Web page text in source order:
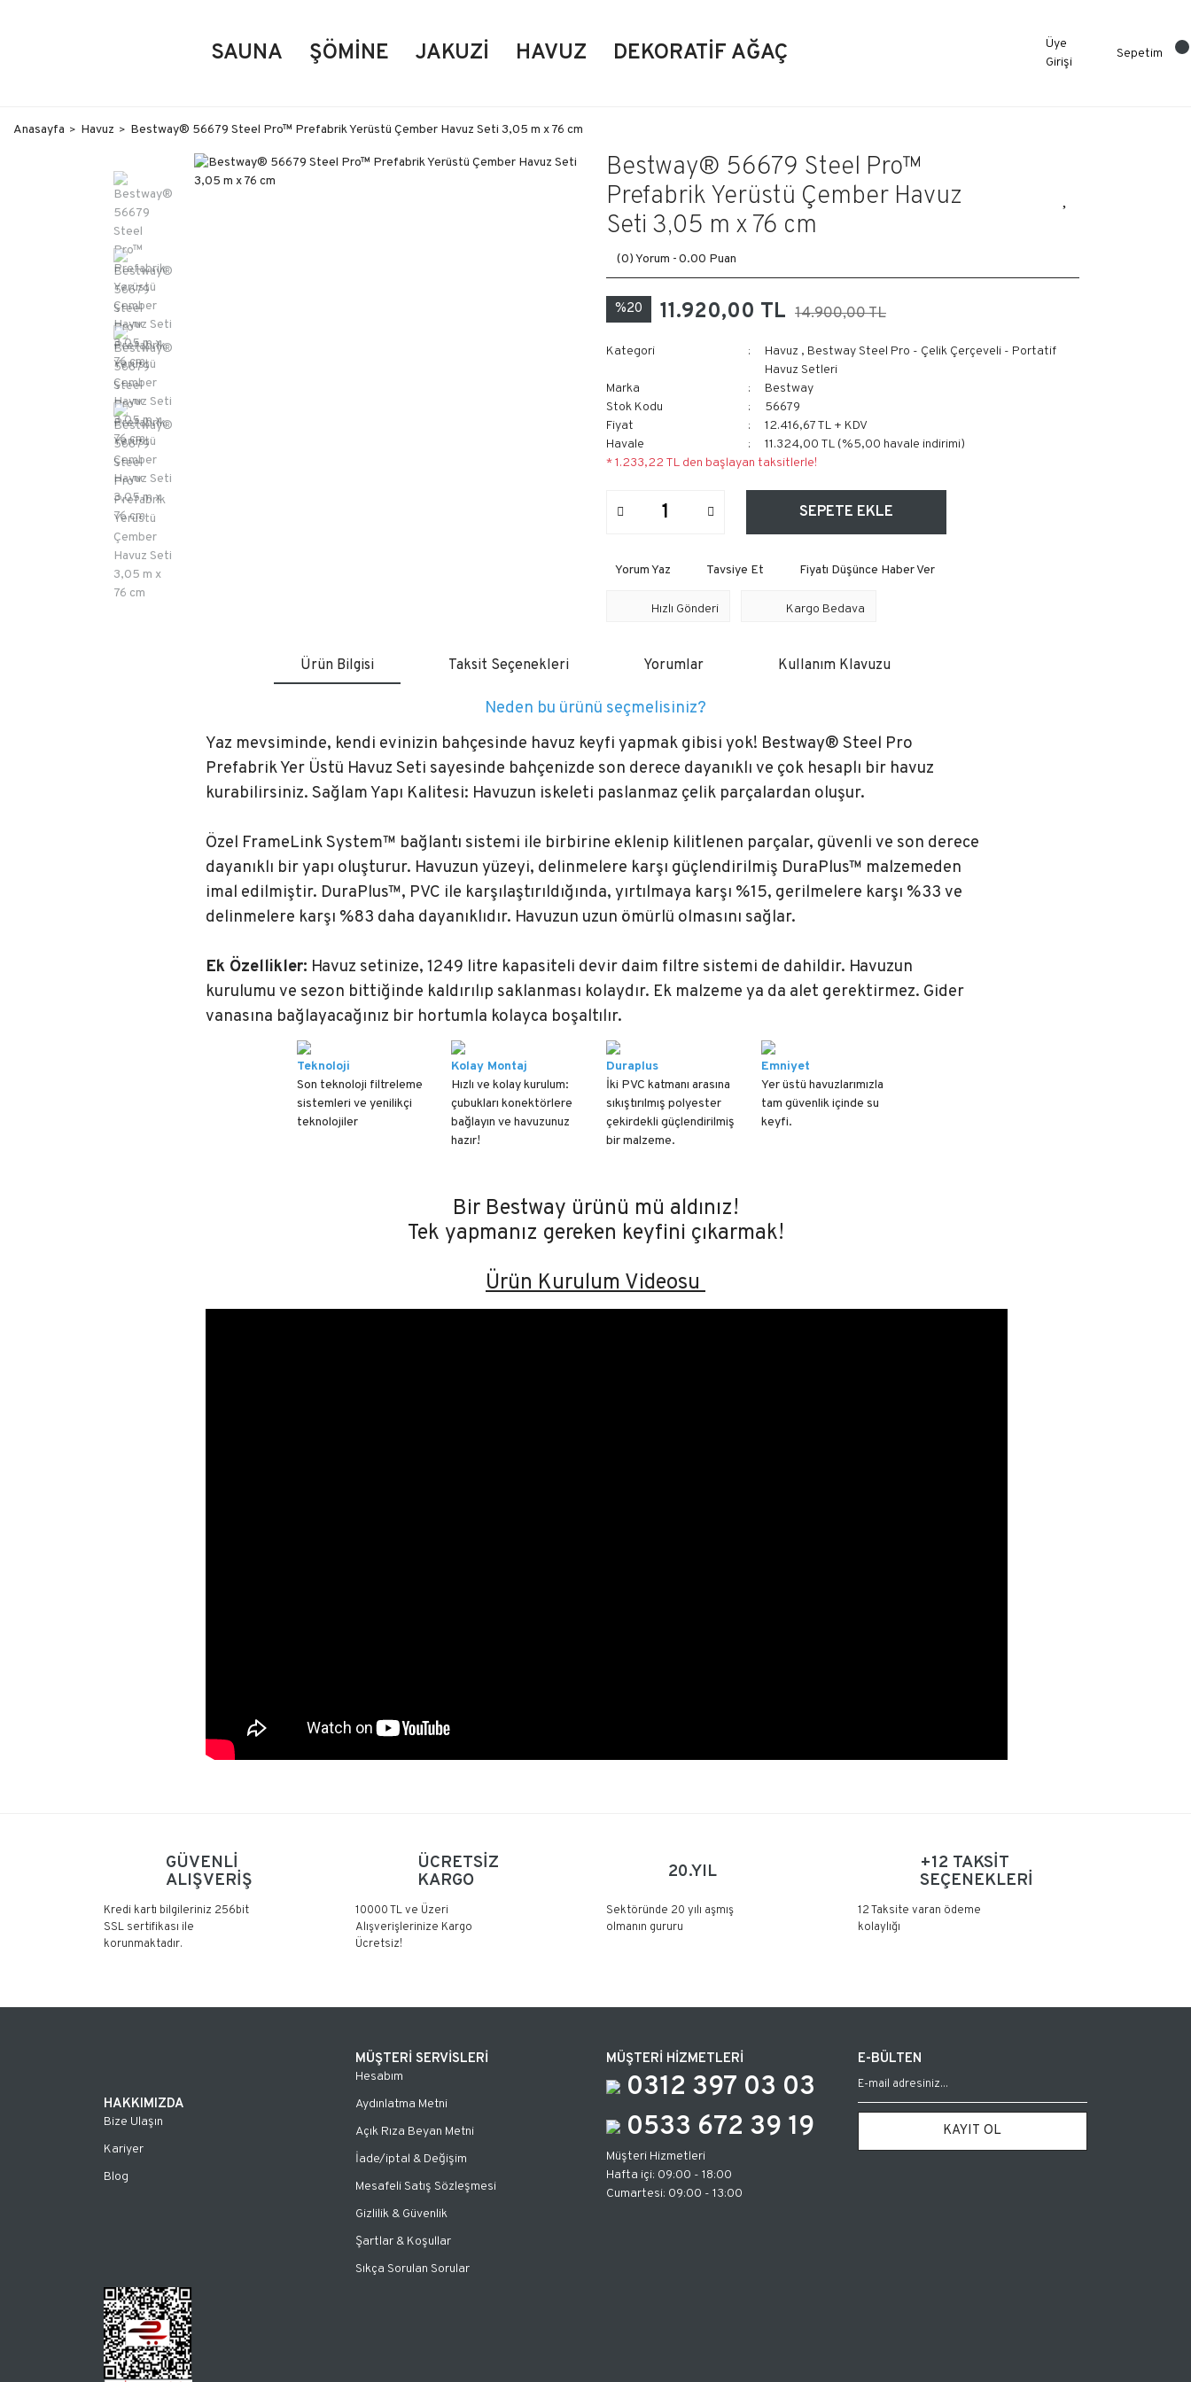
SAUNA ŞÖMINE JAKUZI HAVUZ DEKORATIF AĞAÇ
Üye
Girişi
Sepetim
Anasayfa Havuz Bestway® 56679 Steel Pro™ Prefabrik Yerüstü Çember Havuz Seti 3,05 m x 76 cm
Bestway® 56679 Steel Pro™
Prefabrik Yerüstü Çember Havuz
Seti 3,05 m x 76 cm
(0) Yorum -0.00 Puan
%20 11.920,00 TL 14.900,00 TL
Kategori Havuz , Bestway Steel Pro - Çelik Çerçeveli - Portatif
Havuz Setleri
Marka
Bestway
Stok Kodu
56679
Fiyat
12.416,67 TL + KDV
Havale
11.324,00 TL (%5,00 havale indirimi)
* 1.233,22 TL den başlayan taksitlerle!
SEPETE EKLE
Yorum Yaz Tavsiye Et Fiyatı Düşünce Haber Ver
Hızlı Gönderi Kargo Bedava
Ürün Bilgisi Taksit Seçenekleri Yorumlar Kullanım Klavuzu
Neden bu ürünü seçmelisiniz?
Yaz mevsiminde, kendi evinizin bahçesinde havuz keyfi yapmak gibisi yok! Bestway® Steel Pro
Prefabrik Yer Üstü Havuz Seti sayesinde bahçenizde son derece dayanıklı ve çok hesaplı bir havuz
kurabilirsiniz. Sağlam Yapı Kalitesi: Havuzun iskeleti paslanmaz çelik parçalardan oluşur.
Özel FrameLink System™ bağlantı sistemi ile birbirine eklenip kilitlenen parçalar, güvenli ve son derece
dayanıklı bir yapı oluşturur. Havuzun yüzeyi, delinmelere karşı güçlendirilmiş DuraPlus™ malzemeden
imal edilmiştir. DuraPlus™, PVC ile karşılaştırıldığında, yırtılmaya karşı %15, gerilmelere karşı %33 ve
delinmelere karşı %83 daha dayanıklıdır. Havuzun uzun ömürlü olmasını sağlar.
Ek Özellikler: Havuz setinize, 1249 litre kapasiteli devir daim filtre sistemi de dahildir. Havuzun
kurulumu ve sezon bittiğinde kaldırılıp saklanması kolaydır. Ek malzeme ya da alet gerektirmez. Gider
vanasına bağlayacağınız bir hortumla kolayca boşaltılır.
Teknoloji
Son teknoloji filtreleme
sistemleri ve yenilikçi
teknolojiler
Kolay Montaj
Hızlı ve kolay kurulum:
çubukları konektörlere
bağlayın ve havuzunuz
hazır!
Duraplus
İki PVC katmanı arasına
sıkıştırılmış polyester
çekirdekli güçlendirilmiş
bir malzeme.
Emniyet
Yer üstü havuzlarımızla
tam güvenlik içinde su
keyfi.
Bir Bestway ürünü mü aldınız!
Tek yapmanız gereken keyfini çıkarmak!
Ürün Kurulum Videosu
GÜVENLİ
ALIŞVERİŞ
Kredi kartı bilgileriniz 256bit
SSL sertifikası ile
korunmaktadır.
ÜCRETSİZ
KARGO
10000 TL ve Üzeri
Alışverişlerinize Kargo
Ücretsiz!
20.YIL
Sektöründe 20 yılı aşmış
olmanın gururu
+12 TAKSİT
SEÇENEKLERİ
12 Taksite varan ödeme
kolaylığı
HAKKIMIZDA
Bize Ulaşın
Kariyer
Blog
MÜŞTERİ SERVİSLERİ
Hesabım
Aydınlatma Metni
Açık Rıza Beyan Metni
İade/iptal & Değişim
Mesafeli Satış Sözleşmesi
Gizlilik & Güvenlik
Şartlar & Koşullar
Sıkça Sorulan Sorular
MÜŞTERİ HİZMETLERİ
0312 397 03 03
0533 672 39 19
Müşteri Hizmetleri
Hafta içi: 09:00 - 18:00
Cumartesi: 09:00 - 13:00
E-BÜLTEN
KAYIT OL